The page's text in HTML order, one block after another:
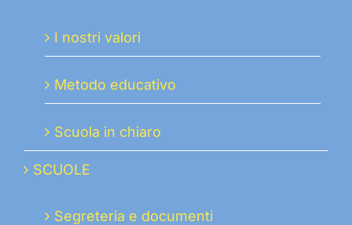
I nostri valori
Metodo educativo
Scuola in chiaro
SCUOLE
Segreteria e documenti